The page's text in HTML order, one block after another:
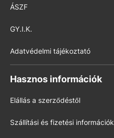
ÁSZF
GY.I.K.
Adatvédelmi tájékoztató
Hasznos információk
Elállás a szerződéstől
Szállítási és fizetési információk